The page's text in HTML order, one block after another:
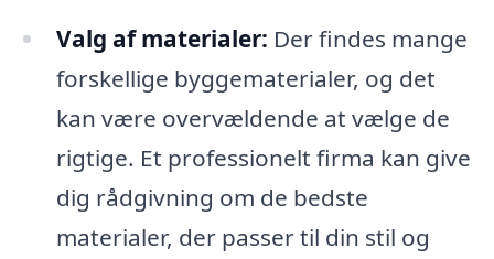
Valg af materialer: Der findes mange
forskellige byggematerialer, og det
kan være overvældende at vælge de
rigtige. Et professionelt firma kan give
dig rådgivning om de bedste
materialer, der passer til din stil og